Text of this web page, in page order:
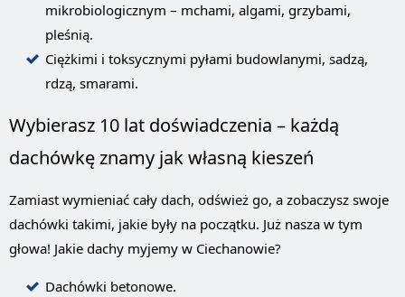
mikrobiologicznym – mchami, algami, grzybami,
pleśnią.
Ciężkimi i toksycznymi pyłami budowlanymi, sadzą,
rdzą, smarami.
Wybierasz 10 lat doświadczenia – każdą
dachówkę znamy jak własną kieszeń
Zamiast wymieniać cały dach, odśwież go, a zobaczysz swoje
dachówki takimi, jakie były na początku. Już nasza w tym
głowa! Jakie dachy myjemy w Ciechanowie?
Dachówki betonowe.